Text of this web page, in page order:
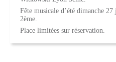
Fête musicale d’été dimanche
2ème.
Place limitées sur réservation.